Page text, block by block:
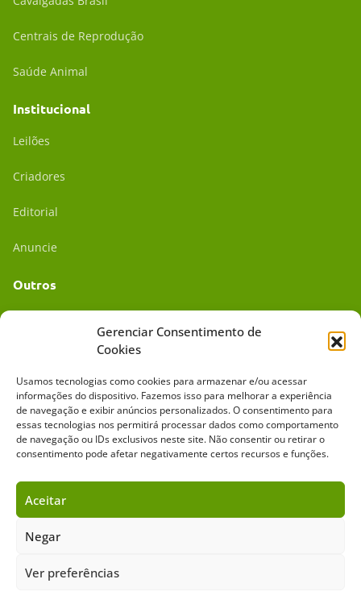
Gerenciar Consentimento de
Cookies
Usamos tecnologias como cookies para armazenar e/ou acessar
informações do dispositivo. Fazemos isso para melhorar a experiência
de navegação e exibir anúncios personalizados. O consentimento para
essas tecnologias nos permitirá processar dados como comportamento
de navegação ou IDs exclusivos neste site. Não consentir ou retirar o
consentimento pode afetar negativamente certos recursos e funções.
Aceitar
Negar
Ver preferências
Centrais de Reprodução
Saúde Animal
Institucional
Leilões
Criadores
Editorial
Anuncie
Outros
Mídia Kit
Sobre o Cavalus Leilões Anuncie
Copyright ©️ 2026 • Grupo Cavalus de Comunicação. Todos os direitos